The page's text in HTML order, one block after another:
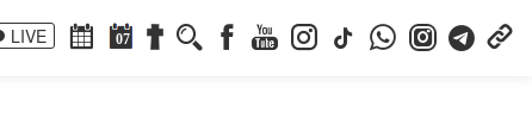
LIVE 07